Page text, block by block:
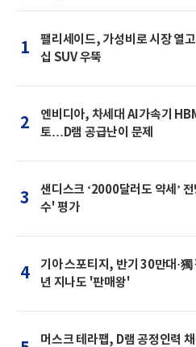
1
팰리세이드, 가성비로 시장 열
십 SUV 우뚝
2
엔비디아, 차세대 AI가속기
토…D램 공급난이 문제
3
샌디스크 ‘2000달러도 약세’
수' 평가
4
기아 스포티지, 반기 30만대·
년 지나도 '판매왕'
머스크 테라팹, D램 공정인력